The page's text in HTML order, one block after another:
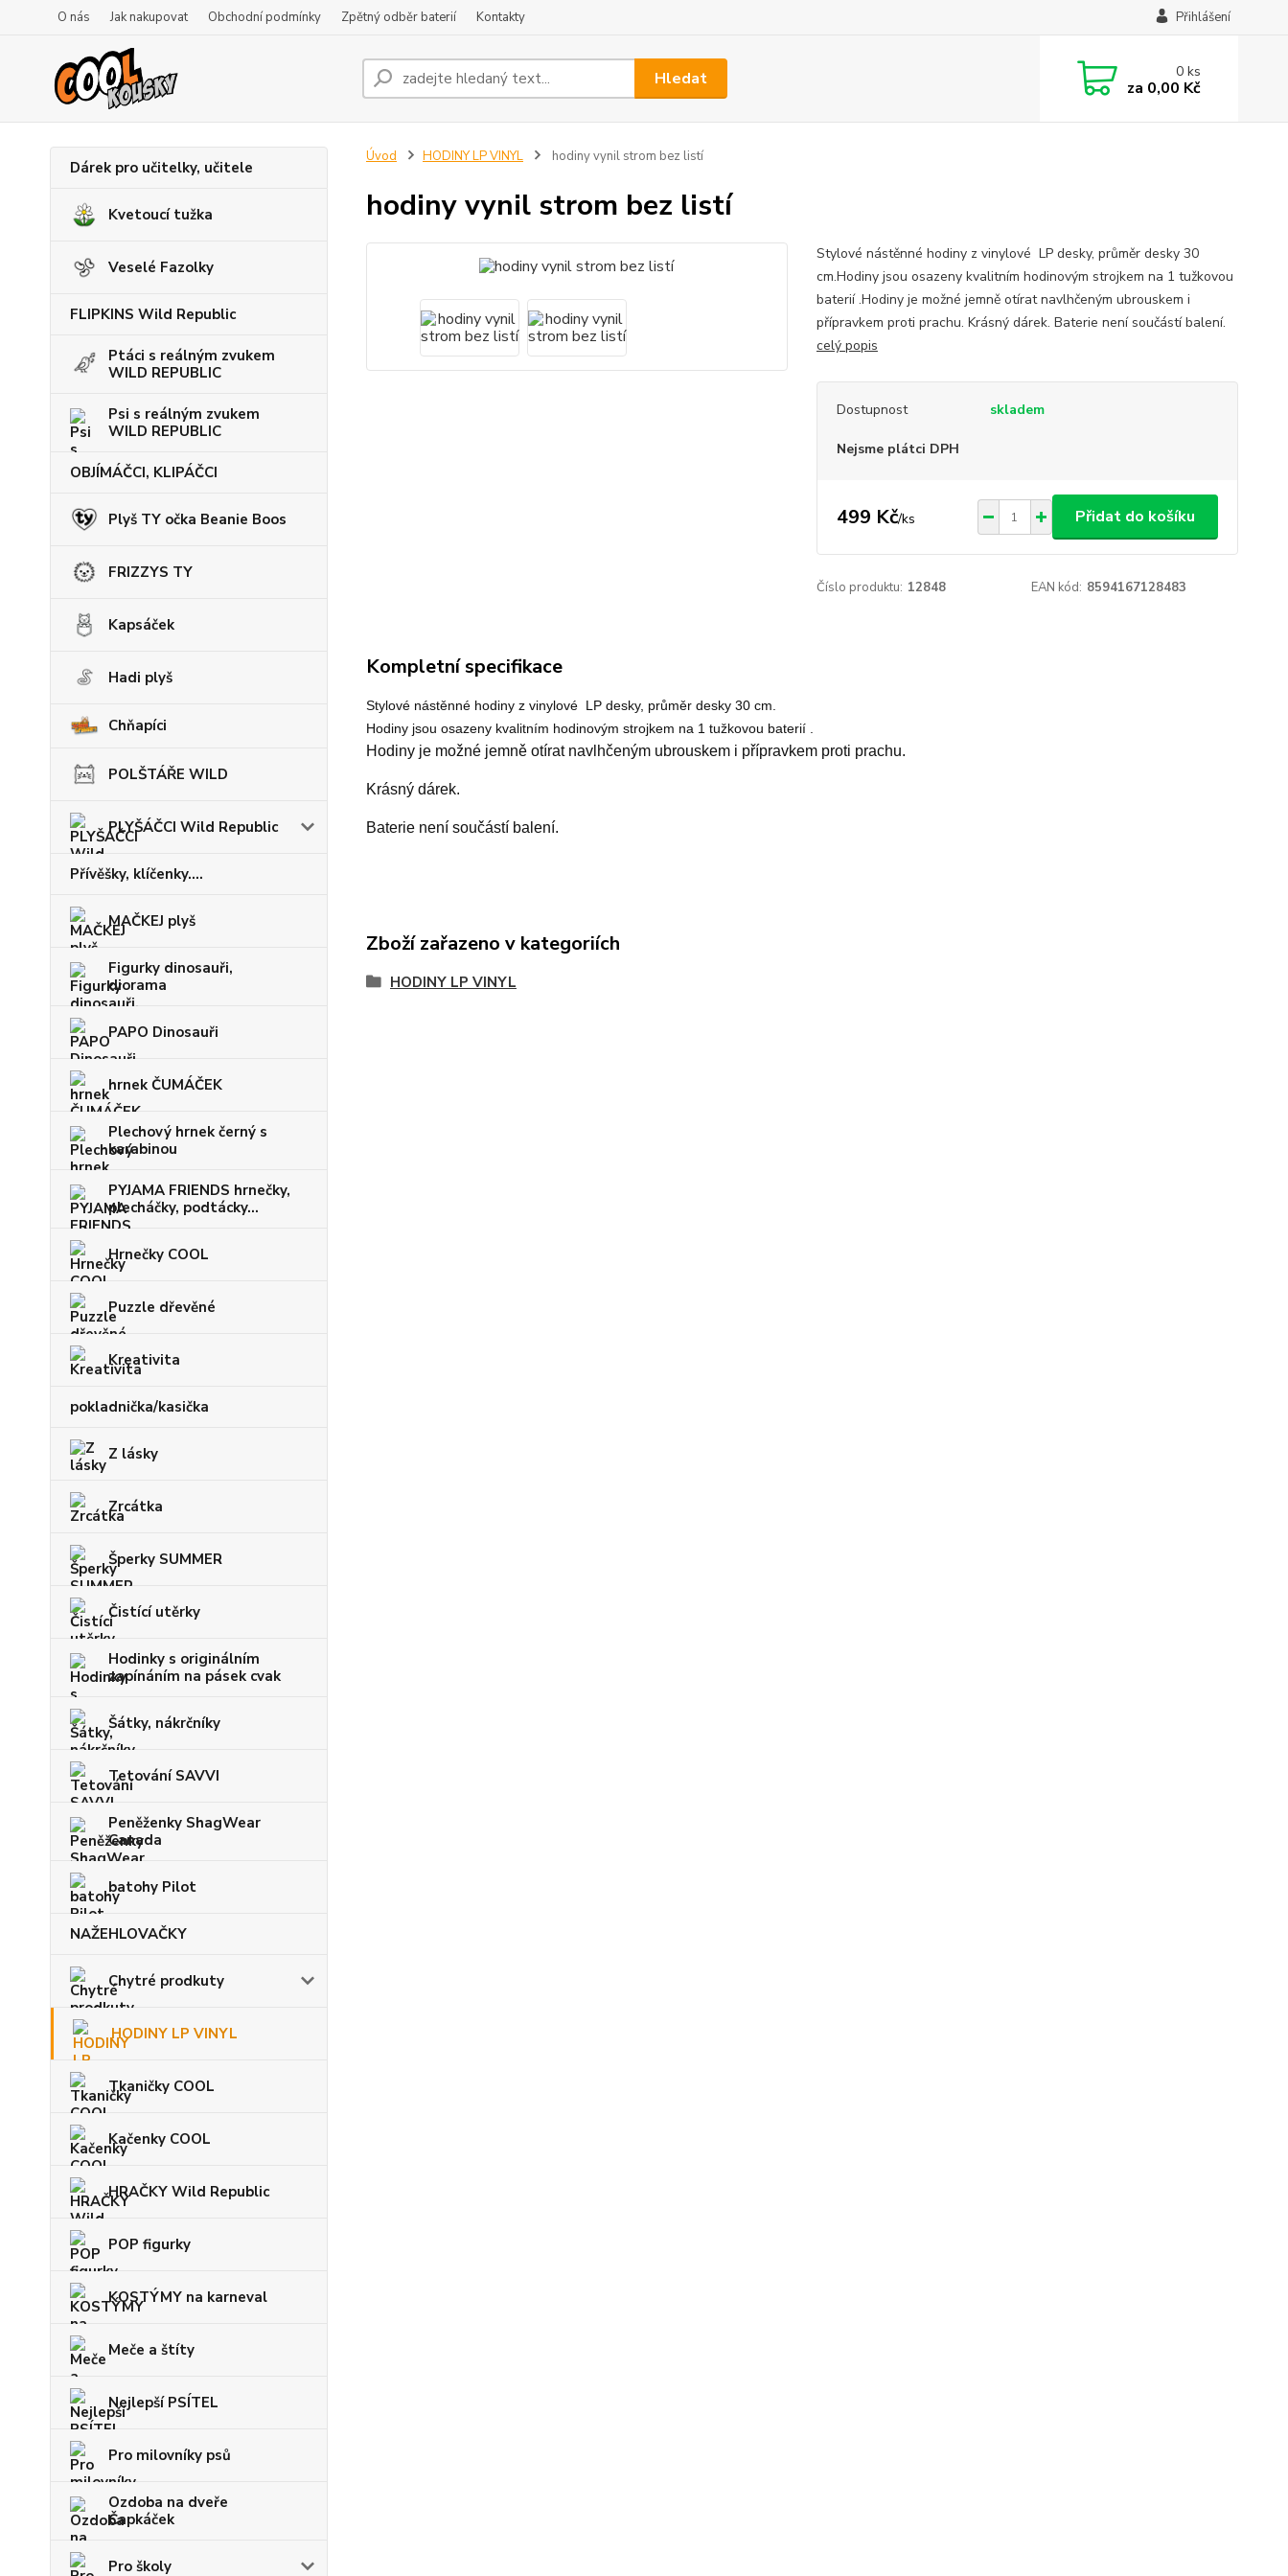
O nás Jak nakupovat Obchodní podmínky Zpětný odběr baterií Kontakty Přihlášení
Hledat 0ks
za 0,00 Kč
Dárek pro učitelky, učitele
Kvetoucí tužka
Veselé Fazolky
FLIPKINS Wild Republic
Ptáci s reálným zvukem
WILD REPUBLIC
Psi s reálným zvukem
WILD REPUBLIC
OBJÍMÁČCI, KLIPÁČCI
Plyš TY očka Beanie Boos
FRIZZYS TY
Kapsáček
Hadi plyš
Chňapíci
POLŠTÁŘE WILD
PLYŠÁČCI Wild Republic
Přívěšky, klíčenky....
MAČKEJ plyš
Figurky dinosauři,
diorama
PAPO Dinosauři
hrnek ČUMÁČEK
Plechový hrnek černý s
karabinou
PYJAMA FRIENDS hrnečky,
plecháčky, podtácky...
Hrnečky COOL
Puzzle dřevěné
Kreativita
pokladnička/kasička
Z lásky
Zrcátka
Šperky SUMMER
Čistící utěrky
Hodinky s originálním
zapínáním na pásek cvak
Šátky, nákrčníky
Tetování SAVVI
Peněženky ShagWear
Canada
batohy Pilot
NAŽEHLOVAČKY
Chytré prodkuty
HODINY LP VINYL
Tkaničky COOL
Kačenky COOL
HRAČKY Wild Republic
POP figurky
KOSTÝMY na karneval
Meče a štíty
Nejlepší PSÍTEL
Pro milovníky psů
Ozdoba na dveře
Čapkáček
Pro školy
Úvod HODINY LP VINYL hodiny vynil strom bez listí
hodiny vynil strom bez listí
Stylové nástěnné hodiny z vinylové LP desky, průměr desky 30
cm.Hodiny jsou osazeny kvalitním hodinovým strojkem na 1 tužkovou
baterií .Hodiny je možné jemně otírat navlhčeným ubrouskem i
přípravkem proti prachu. Krásný dárek. Baterie není součástí balení.
celý popis
Dostupnost skladem
Nejsme plátci DPH
499 Kč/ks Přidat do košíku
Číslo produktu: 12848 EAN kód: 8594167128483
Kompletní specifikace
Stylové nástěnné hodinyz vinylové LP desky, průměr desky 30 cm.
Hodiny jsou osazeny kvalitním hodinovým strojkem na 1 tužkovou baterií .
Hodiny je možné jemně otírat navlhčeným ubrouskem i přípravkem proti prachu.
Krásný dárek.
Baterie není součástí balení.
Zboží zařazeno v kategoriích
HODINY LP VINYL